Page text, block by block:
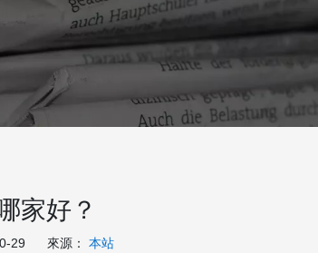
家好？
29 來源： 本站